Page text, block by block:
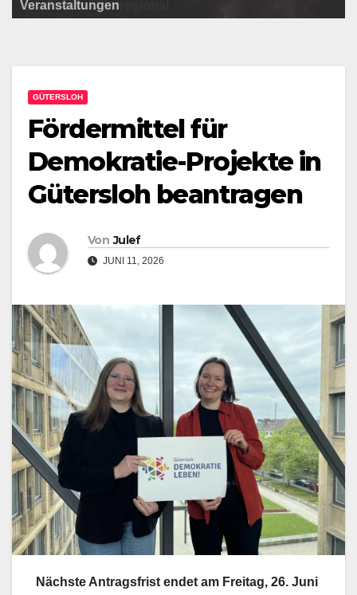
Programm der Komödie am Klosterplatz.
Litfaßsäule Überregional
Veranstaltungen
Litfaßsäule Überregional
Tanzfest Bielefeld - 19. Juli bis 1. August 2026
Litfaßsäule Überregional
GÜTERSLOH
Fördermittel für
Demokratie-Projekte in
Gütersloh beantragen
Von Julef
JUNI 11, 2026
Nächste Antragsfrist endet am Freitag, 26. Juni